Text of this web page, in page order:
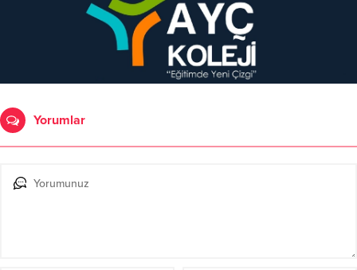
Yorumlar